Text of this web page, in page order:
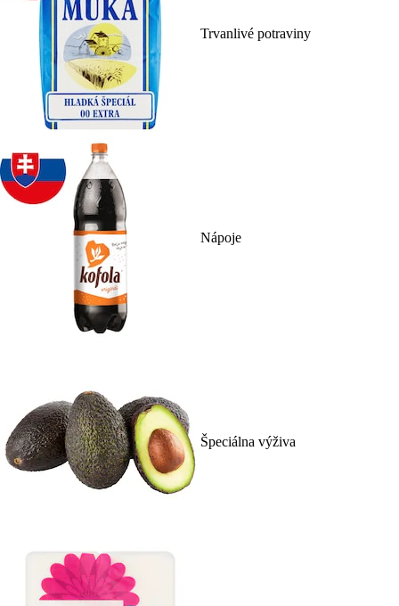
Trvanlivé potraviny
Nápoje
Špeciálna výživa